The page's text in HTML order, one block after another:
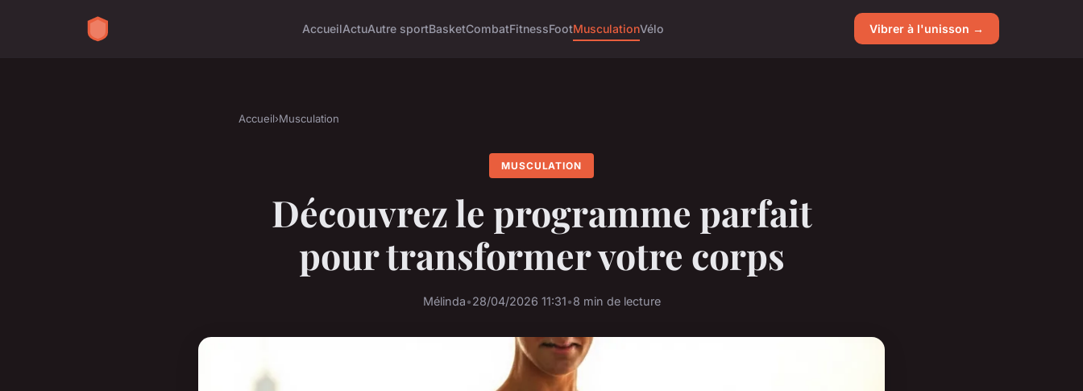
AccueilActuAutre sportBasketCombatFitnessFootMusculationVélo Vibrer à l'unisson →
Accueil›Musculation
MUSCULATION
Découvrez le programme parfait
pour transformer votre corps
Mélinda•28/04/2026 11:31•8 min de lecture